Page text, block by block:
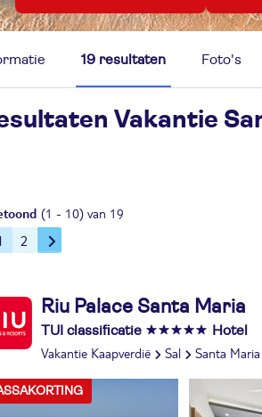
19 resultaten Foto's
Vakantie
(1 - 10) van 19
2
Riu Palace Santa Maria
TUI classificatie Hotel
Vakantie Kaapverdië Sal Santa Maria